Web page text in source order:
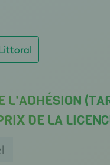
L'ADHÉSION
DE LA